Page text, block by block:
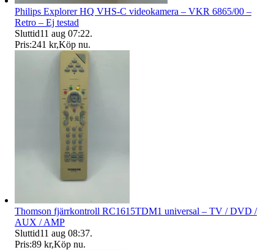
Philips Explorer HQ VHS-C videokamera – VKR 6865/00 –
Retro – Ej testad
Sluttid11 aug 07:22.
Pris:241 kr,Köp nu.
Thomson fjärrkontroll RC1615TDM1 universal – TV / DVD /
AUX / AMP
Sluttid11 aug 08:37.
Pris:89 kr,Köp nu.